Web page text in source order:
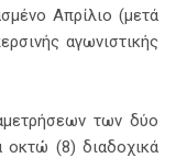
Απρίλιο (μετά
αγωνιστικής
των δύο
οκτώ (8) διαδοχικά